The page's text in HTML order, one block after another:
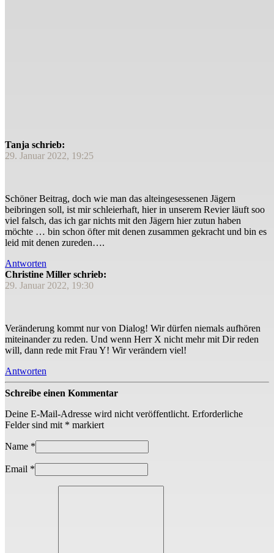
Tanja schrieb:
29. Januar 2022, 19:25
Schöner Beitrag, doch wie man das alteingesessenen Jägern
beibringen soll, ist mir schleierhaft, hier in unserem Revier läuft soo
viel falsch, das ich gar nichts mit den Jägern hier zutun haben
möchte … bin schon öfter mit denen zusammen gekracht und bin es
leid mit denen zureden….
Antworten
Christine Miller schrieb:
29. Januar 2022, 19:30
Veränderung kommt nur von Dialog! Wir dürfen niemals aufhören
miteinander zu reden. Und wenn Herr X nicht mehr mit Dir reden
will, dann rede mit Frau Y! Wir verändern viel!
Antworten
Schreibe einen Kommentar
Deine E-Mail-Adresse wird nicht veröffentlicht. Erforderliche
Felder sind mit * markiert
Name *
Email *